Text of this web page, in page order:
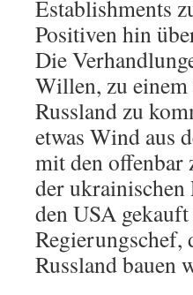
Establishments
Positiven hin
Die
Willen, zu
Russland zu
etwas Wind aus
mit den offenbar
der
den USA
Regierungschef,
Russland bauen